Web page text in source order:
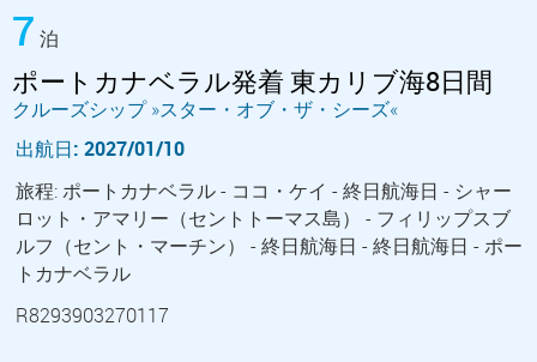
7 泊
ポートカナベラル発着 東カリブ海8日間
クルーズシップ »スター・オブ・ザ・シーズ«
出航日: 2027/01/10
旅程: ポートカナベラル - ココ・ケイ - 終日航海日 - シャー
ロット・アマリー（セントトーマス島） - フィリップスブ
ルフ（セント・マーチン） - 終日航海日 - 終日航海日 - ポー
トカナベラル
R8293903270117